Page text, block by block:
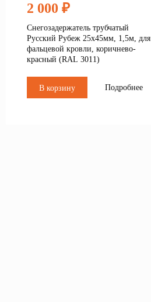
2 000 ₽
Снегозадержатель трубчатый
Русский Рубеж 25х45мм, 1,5м, для
фальцевой кровли, коричнево-
красный (RAL 3011)
В корзину Подробнее